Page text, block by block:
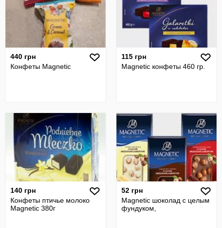
440 грн
Конфеты Magnetic
115 грн
Magnetic конфеты 460 гр.
140 грн
Конфеты птичье молоко
Magnetic 380г
52 грн
Magnetic шоколад с целым
фундуком,